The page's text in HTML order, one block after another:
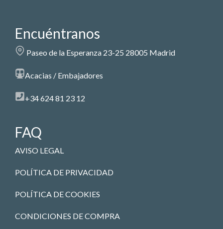
Encuéntranos
Paseo de la Esperanza 23-25 28005 Madrid
Acacias / Embajadores
+34 624 81 23 12
FAQ
AVISO LEGAL
POLÍTICA DE PRIVACIDAD
POLÍTICA DE COOKIES
CONDICIONES DE COMPRA